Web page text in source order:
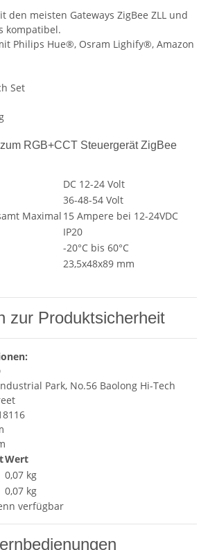
den meisten Gateways ZigBee ZLL und
kompatibel.
Philips Hue®, Osram Lighify®, Amazon
Set
RGB+CCT Steuergerät ZigBee
DC 12-24 Volt
36-48-54 Volt
Maximal 15 Ampere bei 12-24VDC
IP20
-20°C bis 60°C
23,5x48x89 mm
zur Produktsicherheit
Park, No.56 Baolong Hi-Tech
Wert
0,07 kg
0,07 kg
verfügbar